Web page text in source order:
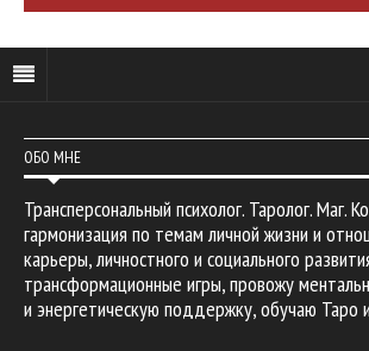
ОБО МНЕ
Трансперсональный психолог. Таролог. Маг.
гармонизация по темам личной жизни и
карьеры, личностного и социального
трансформационные игры, провожу
и энергетическую поддержку, обучаю Таро